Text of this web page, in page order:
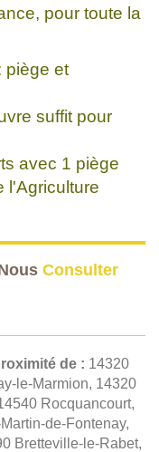
pour toute la
piège et
suffit pour
avec 1 piège
l'Agriculture
Consulter
de : 14320
le-Marmion, 14320
Rocquancourt,
de-Fontenay,
Bretteville-le-Rabet,